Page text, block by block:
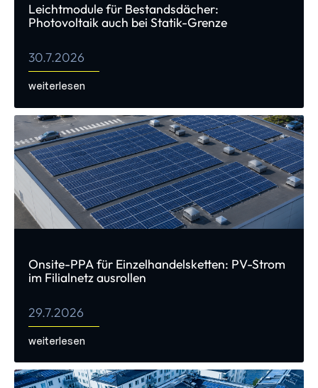
Leichtmodule für Bestandsdächer:
Photovoltaik auch bei Statik-Grenze
30.7.2026
weiterlesen
Onsite-PPA für Einzelhandelsketten: PV-Strom
im Filialnetz ausrollen
29.7.2026
weiterlesen